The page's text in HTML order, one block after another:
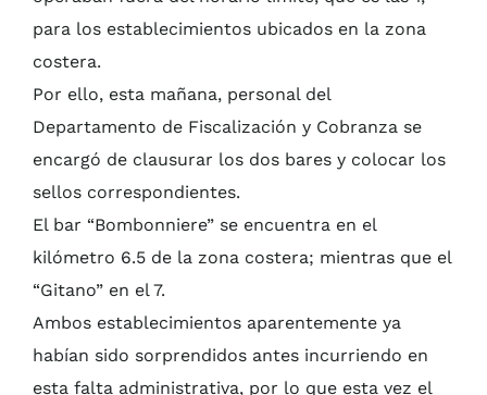
para los establecimientos ubicados en la zona
costera.
Por ello, esta mañana, personal del
Departamento de Fiscalización y Cobranza se
encargó de clausurar los dos bares y colocar los
sellos correspondientes.
El bar “Bombonniere” se encuentra en el
kilómetro 6.5 de la zona costera; mientras que el
“Gitano” en el 7.
Ambos establecimientos aparentemente ya
habían sido sorprendidos antes incurriendo en
esta falta administrativa, por lo que esta vez el